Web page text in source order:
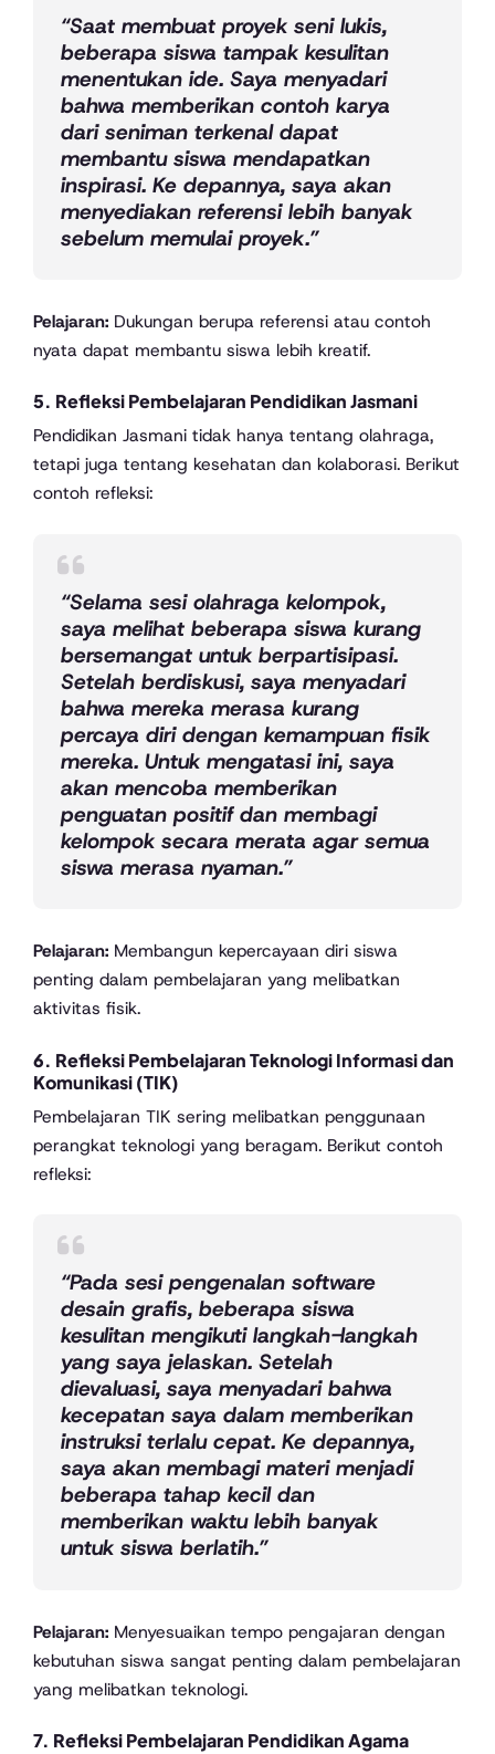
“Saat membuat proyek seni lukis,
beberapa siswa tampak kesulitan
menentukan ide. Saya menyadari
bahwa memberikan contoh karya
dari seniman terkenal dapat
membantu siswa mendapatkan
inspirasi. Ke depannya, saya akan
menyediakan referensi lebih banyak
sebelum memulai proyek.”
Pelajaran: Dukungan berupa referensi atau contoh
nyata dapat membantu siswa lebih kreatif.
5. Refleksi Pembelajaran Pendidikan Jasmani
Pendidikan Jasmani tidak hanya tentang olahraga,
tetapi juga tentang kesehatan dan kolaborasi. Berikut
contoh refleksi:
“Selama sesi olahraga kelompok,
saya melihat beberapa siswa kurang
bersemangat untuk berpartisipasi.
Setelah berdiskusi, saya menyadari
bahwa mereka merasa kurang
percaya diri dengan kemampuan fisik
mereka. Untuk mengatasi ini, saya
akan mencoba memberikan
penguatan positif dan membagi
kelompok secara merata agar semua
siswa merasa nyaman.”
Pelajaran: Membangun kepercayaan diri siswa
penting dalam pembelajaran yang melibatkan
aktivitas fisik.
6. Refleksi Pembelajaran Teknologi Informasi dan
Komunikasi (TIK)
Pembelajaran TIK sering melibatkan penggunaan
perangkat teknologi yang beragam. Berikut contoh
refleksi:
“Pada sesi pengenalan software
desain grafis, beberapa siswa
kesulitan mengikuti langkah-langkah
yang saya jelaskan. Setelah
dievaluasi, saya menyadari bahwa
kecepatan saya dalam memberikan
instruksi terlalu cepat. Ke depannya,
saya akan membagi materi menjadi
beberapa tahap kecil dan
memberikan waktu lebih banyak
untuk siswa berlatih.”
Pelajaran: Menyesuaikan tempo pengajaran dengan
kebutuhan siswa sangat penting dalam pembelajaran
yang melibatkan teknologi.
7. Refleksi Pembelajaran Pendidikan Agama